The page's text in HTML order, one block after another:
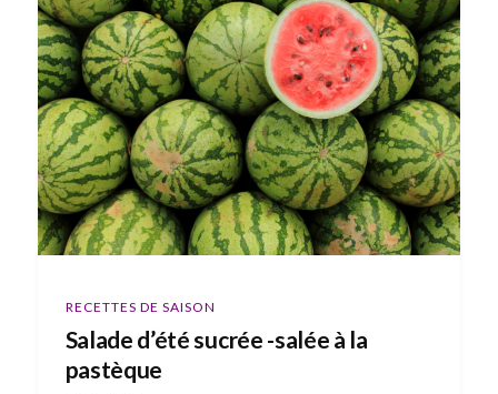
RECETTES DE SAISON
Salade d’été sucrée -salée à la
pastèque